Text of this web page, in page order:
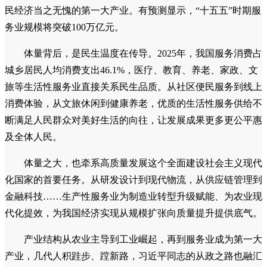
民经济当之无愧的第一大产业。有预测显示，“十五五”时期服
务业规模将突破100万亿元。
体量背后，是民生温度在传导。2025年，我国服务消费占
城乡居民人均消费支出46.1%，医疗、教育、养老、家政、文
旅等生活性服务业直接关系民生品质。从社区便民服务到线上
消费体验，从文旅休闲到健康养老，优质的生活性服务供给不
断满足人民群众对美好生活的向往，让发展成果更多更公平惠
及全体人民。
体量之大，也牵系高质量发展这个全面建设社会主义现代
化国家的首要任务。从研发设计到现代物流，从供应链管理到
金融科技……生产性服务业为制造业转型升级赋能、为农业现
代化提效，为我国经济实现从规模扩张向质量提升提供底气。
产业结构从农业主导到工业崛起，再到服务业成为第一大
产业，几代人积跬步、蹚新路，习近平同志的从政之路也融汇